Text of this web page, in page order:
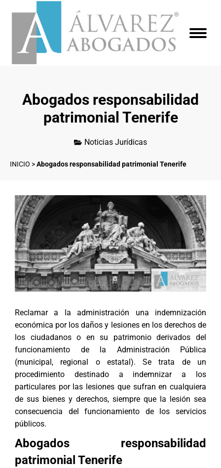
Abogados responsabilidad
patrimonial Tenerife
Noticias Jurídicas
INICIO >Abogados responsabilidad patrimonial Tenerife
Reclamar a la administración una indemnización
económica por los daños y lesiones en los derechos de
los ciudadanos o en su patrimonio derivados del
funcionamiento de la Administración Pública
(municipal, regional o estatal). Se trata de un
procedimiento destinado a indemnizar a los
particulares por las lesiones que sufran en cualquiera
de sus bienes y derechos, siempre que la lesión sea
consecuencia del funcionamiento de los servicios
públicos.
Abogados responsabilidad
patrimonial Tenerife